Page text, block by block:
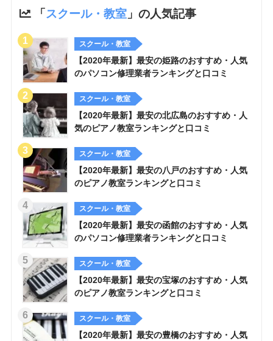
「スクール・教室」の人気記事
スクール・教室
【2020年最新】最安の姫路のおすすめ・人気
のパソコン修理業者ランキングと口コミ
スクール・教室
【2020年最新】最安の北広島のおすすめ・人
気のピアノ教室ランキングと口コミ
スクール・教室
【2020年最新】最安の八戸のおすすめ・人気
のピアノ教室ランキングと口コミ
スクール・教室
【2020年最新】最安の函館のおすすめ・人気
のパソコン修理業者ランキングと口コミ
スクール・教室
【2020年最新】最安の宝塚のおすすめ・人気
のピアノ教室ランキングと口コミ
スクール・教室
【2020年最新】最安の豊橋のおすすめ・人気